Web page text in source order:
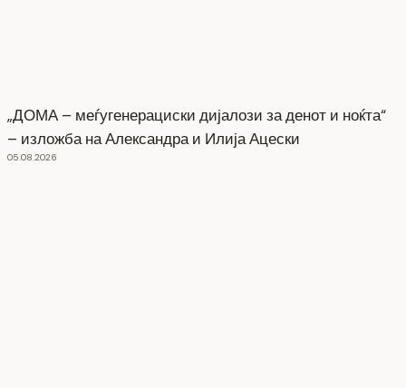
„ДОМА – меѓугенерациски дијалози за денот и ноќта“
– изложба на Александра и Илија Ацески
05.08.2026